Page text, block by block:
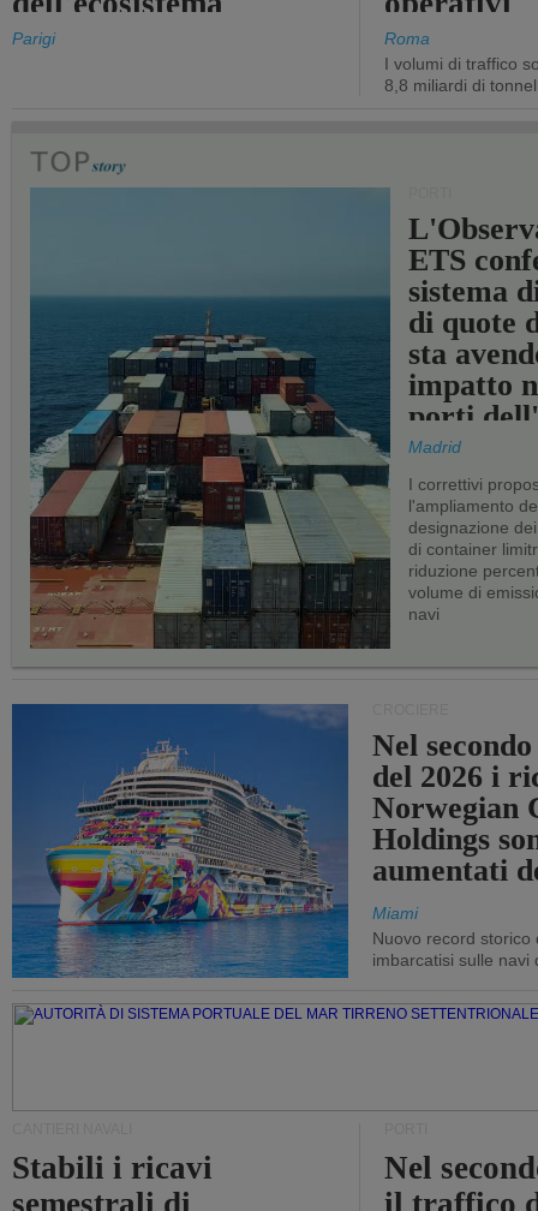
portuale statale
Parigi
Roma
I volumi di traffico
8,8 miliardi di
ETS
sistema
di quote
sta
impatto
porti
Madrid
I correttivi
l'ampliamento
designazione
di container
riduzione
volume di
navi
Nel
del 2026 i
Norwegian
Holdings
aumentati
Miami
Nuovo record storico
imbarcatisi sulle navi
Stabili i ricavi
semestrali di
Nel
il traffico